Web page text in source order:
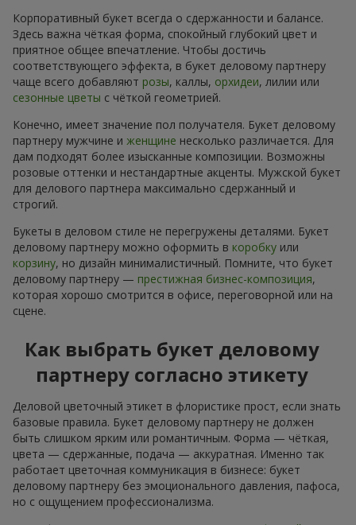
Корпоративный букет всегда о сдержанности и балансе.
Здесь важна чёткая форма, спокойный глубокий цвет и
приятное общее впечатление. Чтобы достичь
соответствующего эффекта, в букет деловому партнеру
чаще всего добавляют розы, каллы, орхидеи, лилии или
сезонные цветы с чёткой геометрией.
Конечно, имеет значение пол получателя. Букет деловому
партнеру мужчине и женщине несколько различается. Для
дам подходят более изысканные композиции. Возможны
розовые оттенки и нестандартные акценты. Мужской букет
для делового партнера максимально сдержанный и
строгий.
Букеты в деловом стиле не перегружены деталями. Букет
деловому партнеру можно оформить в коробку или
корзину, но дизайн минималистичный. Помните, что букет
деловому партнеру — престижная бизнес-композиция,
которая хорошо смотрится в офисе, переговорной или на
сцене.
Как выбрать букет деловому
партнеру согласно этикету
Деловой цветочный этикет в флористике прост, если знать
базовые правила. Букет деловому партнеру не должен
быть слишком ярким или романтичным. Форма — чёткая,
цвета — сдержанные, подача — аккуратная. Именно так
работает цветочная коммуникация в бизнесе: букет
деловому партнеру без эмоционального давления, пафоса,
но с ощущением профессионализма.